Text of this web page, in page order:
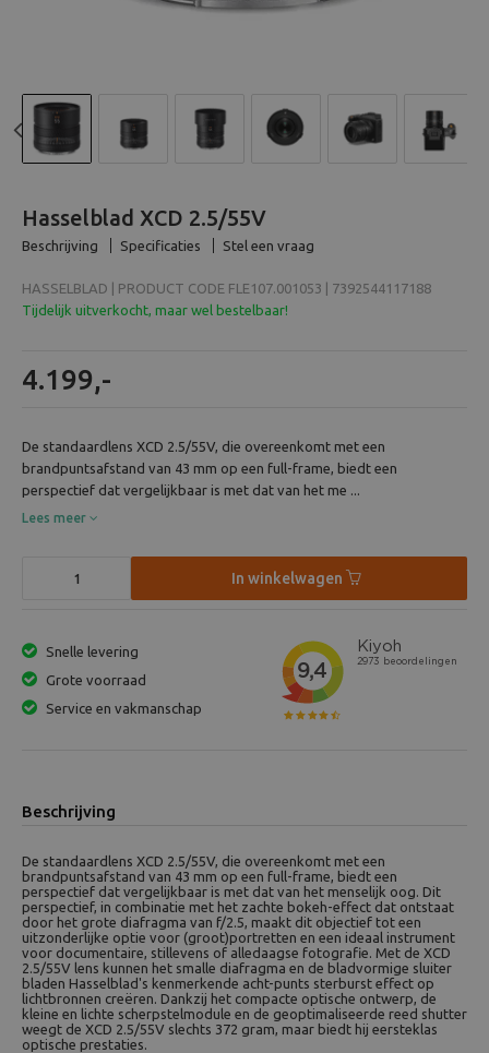
Analoog
Previous
Hasselblad XCD 2.5/55V
Beschrijving Specificaties Stel een vraag
HASSELBLAD | PRODUCT CODE FLE107.001053 | 7392544117188
Tijdelijk uitverkocht, maar wel bestelbaar!
4.199,-
De standaardlens XCD 2.5/55V, die overeenkomt met een
brandpuntsafstand van 43 mm op een full-frame, biedt een
perspectief dat vergelijkbaar is met dat van het me ...
Lees meer
In winkelwagen
Snelle levering
Grote voorraad
Service en vakmanschap
Beschrijving
De standaardlens XCD 2.5/55V, die overeenkomt met een
brandpuntsafstand van 43 mm op een full-frame, biedt een
perspectief dat vergelijkbaar is met dat van het menselijk oog. Dit
perspectief, in combinatie met het zachte bokeh-effect dat ontstaat
door het grote diafragma van f/2.5, maakt dit objectief tot een
uitzonderlijke optie voor (groot)portretten en een ideaal instrument
voor documentaire, stillevens of alledaagse fotografie. Met de XCD
2.5/55V lens kunnen het smalle diafragma en de bladvormige sluiter
bladen Hasselblad's kenmerkende acht-punts sterburst effect op
lichtbronnen creëren. Dankzij het compacte optische ontwerp, de
kleine en lichte scherpstelmodule en de geoptimaliseerde reed shutter
weegt de XCD 2.5/55V slechts 372 gram, maar biedt hij eersteklas
optische prestaties.